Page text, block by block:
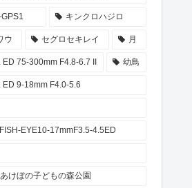
キンクロハジロ
ウ セグロセキレイ 月
75-300mm F4.8-6.7 II 幼鳥
ED 9-18mm F4.0-5.6
EYE10-17mmF3.5-4.5ED
けぼの子どもの森公園